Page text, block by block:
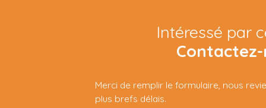
Intéressé par
Merci de remplir le formulaire, nous
plus brefs délais.